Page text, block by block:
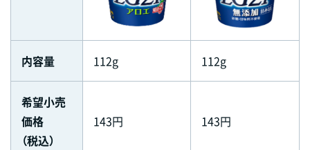
内容量 112g 112g
希望小売
価格
（税込）
143円 143円